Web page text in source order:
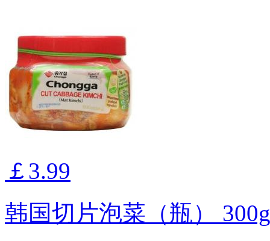
￡3.99
韩国切片泡菜（瓶） 300g